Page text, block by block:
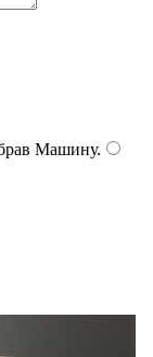
Машину.